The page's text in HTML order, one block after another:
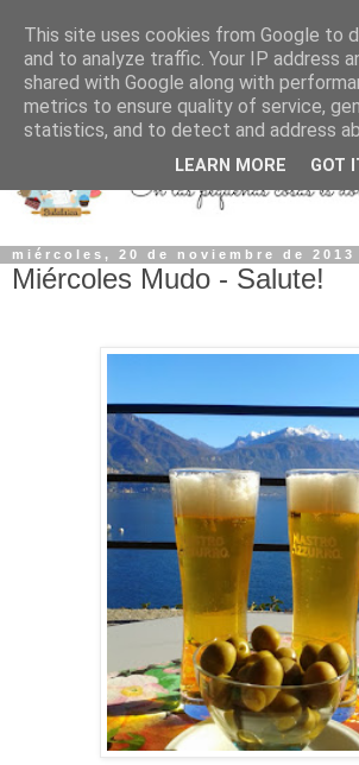
miércoles, 20 de noviembre de 2013
Miércoles Mudo - Salute!
This site uses cookies from Google to
and to analyze traffic. Your IP address
shared with Google along with
metrics to ensure quality of service,
statistics, and to detect and address
LEARN MORE GOT